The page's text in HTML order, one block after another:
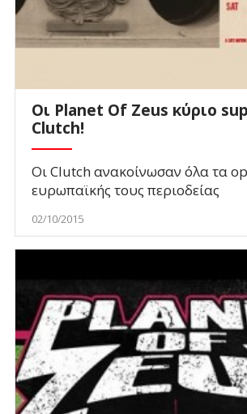
Οι Planet Of Zeus κύριο
Clutch!
Οι Clutch ανακοίνωσαν όλα τα
ευρωπαϊκής τους περιοδείας
02/10/2015